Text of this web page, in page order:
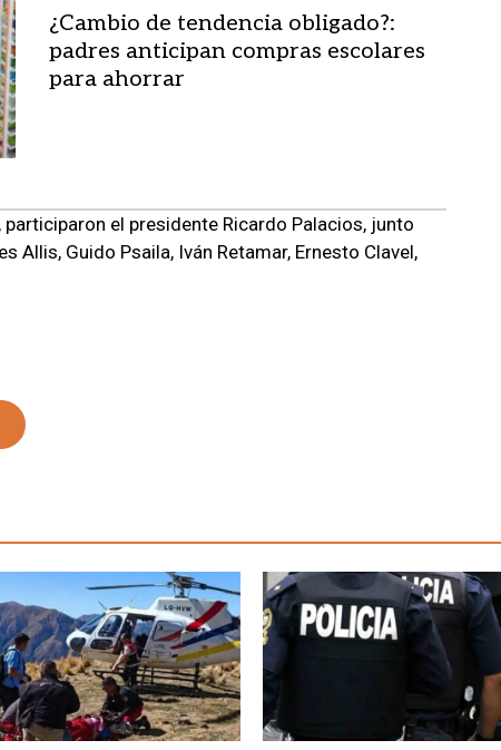
¿Cambio de tendencia obligado?:
padres anticipan compras escolares
para ahorrar
el presidente Ricardo Palacios, junto
Allis, Guido Psaila, Iván Retamar, Ernesto Clavel,